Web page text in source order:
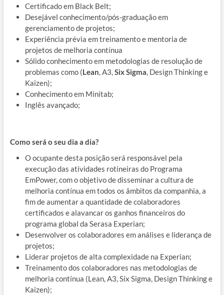
Certificado em Black Belt;
Desejável conhecimento/pós-graduação em
gerenciamento de projetos;
Experiência prévia em treinamento e mentoria de
projetos de melhoria contínua
Sólido conhecimento em metodologias de resolução de
problemas como (Lean, A3,Six Sigma, Design Thinking e
Kaizen);
Conhecimento em Minitab;
Inglês avançado;
Como será o seu dia a dia?
O ocupante desta posição será responsável pela
execução das atividades rotineiras do Programa
EmPower, com o objetivo de disseminar a cultura de
melhoria contínua em todos os âmbitos da companhia, a
fim de aumentar a quantidade de colaboradores
certificados e alavancar os ganhos financeiros do
programa global da Serasa Experian;
Desenvolver os colaboradores em análises e liderança de
projetos;
Liderar projetos de alta complexidade na Experian;
Treinamento dos colaboradores nas metodologias de
melhoria contínua (Lean, A3, Six Sigma, Design Thinking e
Kaizen);